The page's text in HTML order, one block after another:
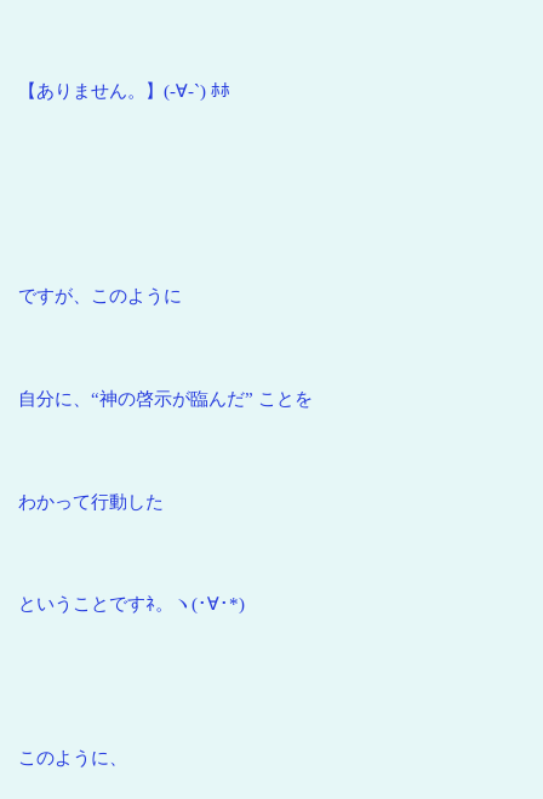
【ありません。】(-∀-`) ﾎﾎ
ですが、このように
自分に、“神の啓示が臨んだ” ことを
わかって行動した
ということですﾈ。ヽ(･∀･*)
このように、